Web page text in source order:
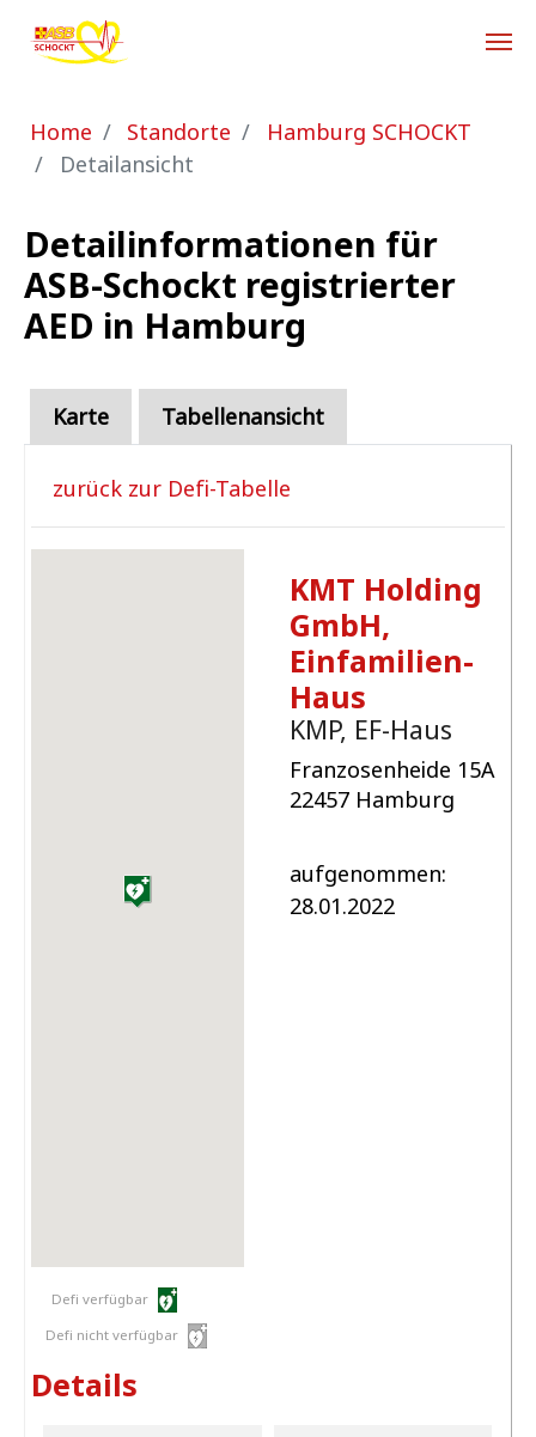
Zum Hauptinhalt springen
Sie sind hier:
Home Standorte
Hamburg SCHOCKT
Detailansicht
Detailinformationen für
ASB-Schockt registrierter
AED in Hamburg
Karte Tabellenansicht
zurück zur Defi-Tabelle
Defi verfügbar
Defi nicht verfügbar
KMT Holding
GmbH,
Einfamilien-
Haus
KMP, EF-Haus
Franzosenheide 15A
22457 Hamburg
aufgenommen:
28.01.2022
Details